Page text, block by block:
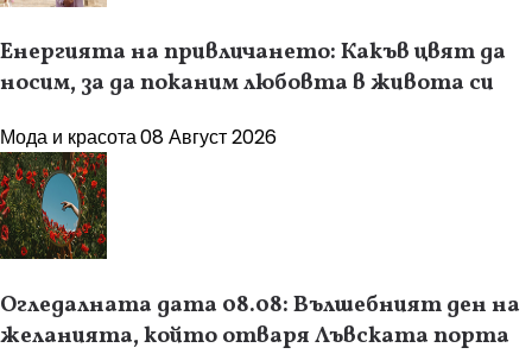
Енергията на привличането: Какъв цвят да
носим, за да поканим любовта в живота си
Мода и красота08 Август 2026
Огледалната дата 08.08: Вълшебният ден на
желанията, който отваря Лъвската порта